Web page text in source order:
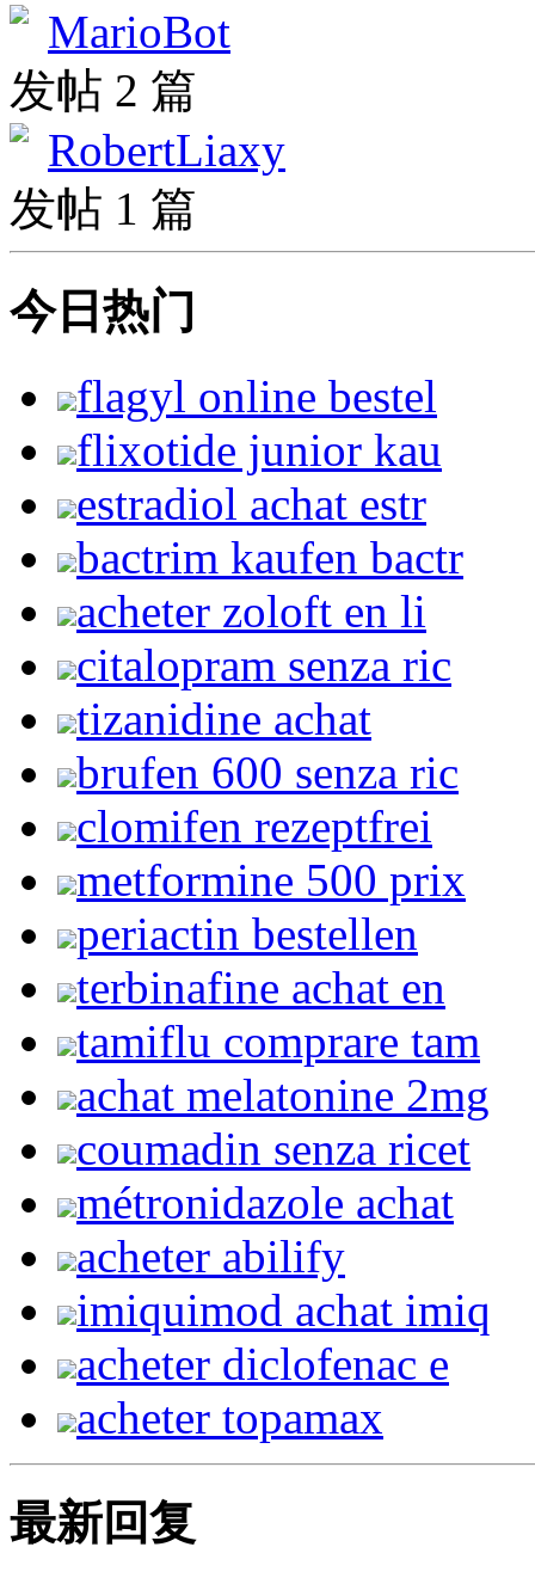
MarioBot
发帖 2 篇
RobertLiaxy
发帖 1 篇
今日热门
flagyl online bestel
flixotide junior kau
estradiol achat estr
bactrim kaufen bactr
acheter zoloft en li
citalopram senza ric
tizanidine achat
brufen 600 senza ric
clomifen rezeptfrei
metformine 500 prix
periactin bestellen
terbinafine achat en
tamiflu comprare tam
achat melatonine 2mg
coumadin senza ricet
métronidazole achat
acheter abilify
imiquimod achat imiq
acheter diclofenac e
acheter topamax
最新回复